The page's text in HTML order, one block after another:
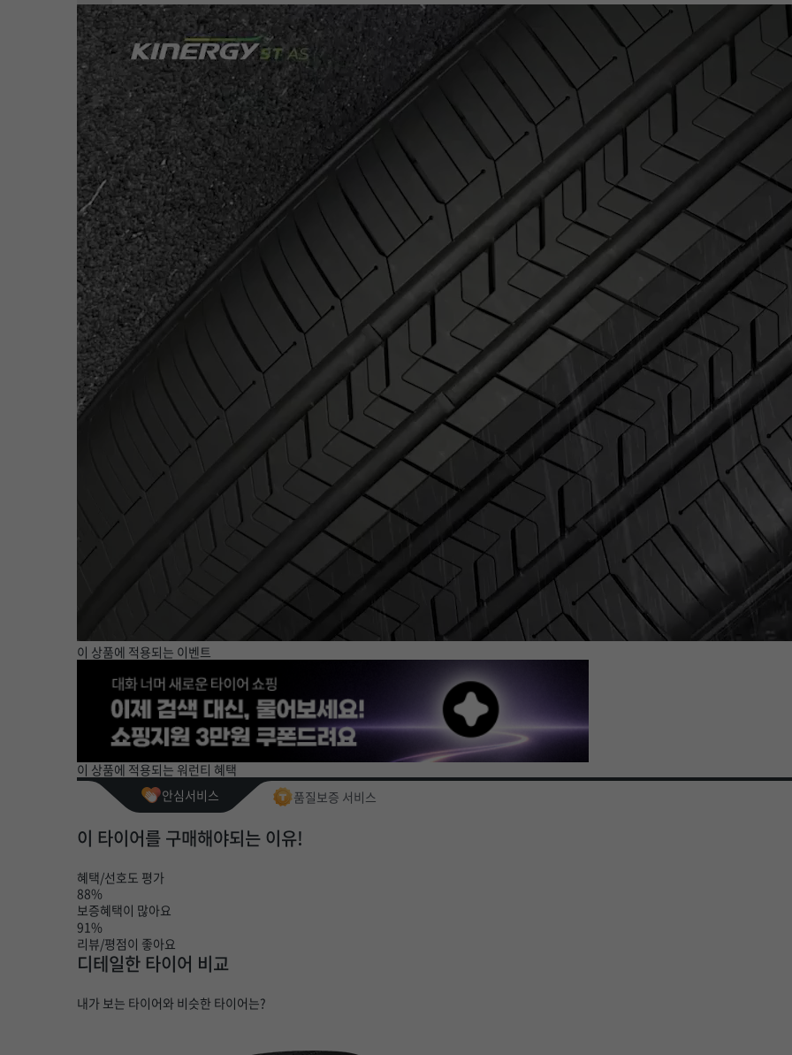
이 상품에 적용되는 이벤트
이 상품에 적용되는 워런티 혜택
안심서비스
품질보증 서비스
이 타이어를 구매해야되는 이유!
혜택/선호도 평가
88%
보증혜택이 많아요
91%
리뷰/평점이 좋아요
디테일한 타이어 비교
내가 보는 타이어와 비슷한 타이어는?